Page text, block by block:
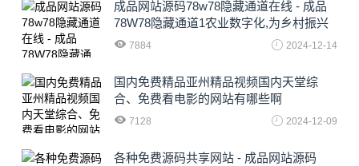
成品网站源码78w78隐藏通道在线 - 成品
78W78隐藏通道1农业数字化,为乡村振兴
注入新动力
7884 2024-12-14
国内免费精品亚州精品视频国内天堂综
合、免费看电影的网站有哪些啊
7128 2024-12-09
各种免费源码共享网站 - 成品网站源码